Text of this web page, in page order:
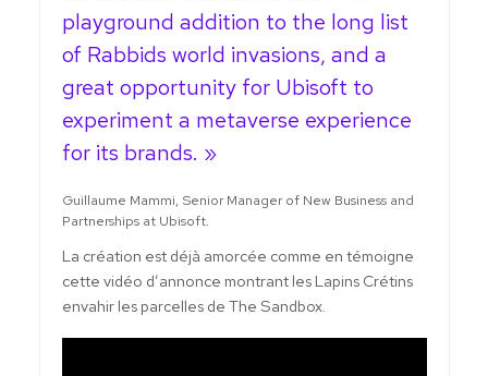
playground addition to the long list
of Rabbids world invasions, and a
great opportunity for Ubisoft to
experiment a metaverse experience
for its brands. »
Guillaume Mammi, Senior Manager of New Business and
Partnerships at Ubisoft.
La création est déjà amorcée comme en témoigne
cette vidéo d’annonce montrant les Lapins Crétins
envahir les parcelles de The Sandbox.